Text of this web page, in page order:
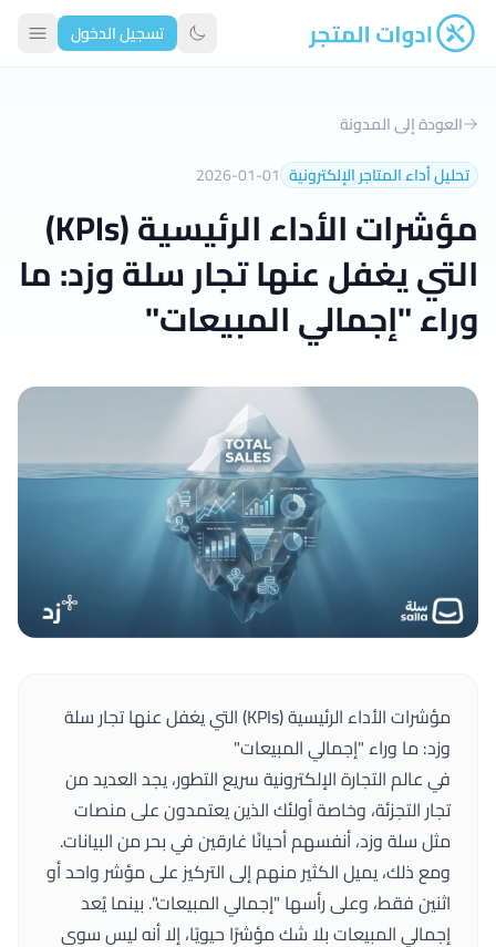
ادوات المتجر تبديل الوضع الداكن
تسجيل الدخول
العودة إلى المدونة
تحليل أداء المتاجر الإلكترونية 2026-01-01
مؤشرات الأداء الرئيسية (KPIs)
التي يغفل عنها تجار سلة وزد: ما
وراء "إجمالي المبيعات"
مؤشرات الأداء الرئيسية (KPIs) التي يغفل عنها تجار سلة
وزد: ما وراء "إجمالي المبيعات"
في عالم التجارة الإلكترونية سريع التطور، يجد العديد من
تجار التجزئة، وخاصة أولئك الذين يعتمدون على منصات
مثل سلة وزد، أنفسهم أحيانًا غارقين في بحر من البيانات.
ومع ذلك، يميل الكثير منهم إلى التركيز على مؤشر واحد أو
اثنين فقط، وعلى رأسها "إجمالي المبيعات". بينما يُعد
إجمالي المبيعات بلا شك مؤشرًا حيويًا، إلا أنه ليس سوى